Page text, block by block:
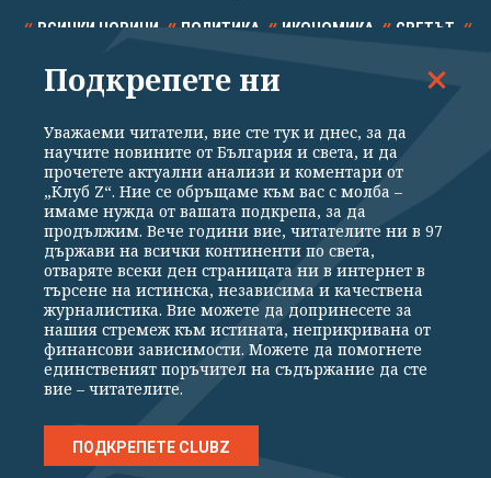
ВСИЧКИ НОВИНИ ПОЛИТИКА ИКОНОМИКА СВЕТЪТ
СПОРТ КУЛТУРА ТЕХНОЛОГИИ КАЛЕЙДОСКОП
Общи условия
Политика за поверителност
Реклама
Партньори Контакти
За Клуб Z
Екип
Подкрепете ни
Издател на www.clubz.bg е „Клуб Зебра Медия“ ЕООД, София, ул. "Алеко
Константинов" 3. Всички права запазени 2026 „Клуб Зебра Медия“
Препечатването на материали, снимки и видео от www.clubz.bg без
разрешение ще бъде преследвано по съдебен път, съгласно
ОБЩИТЕ УСЛОВИЯ
Подкрепете ни
Уважаеми читатели, вие сте тук и днес, за да
научите новините от България и света, и да
прочетете актуални анализи и коментари от
„Клуб Z“. Ние се обръщаме към вас с молба –
имаме нужда от вашата подкрепа, за да
продължим. Вече години вие, читателите ни в 97
държави на всички континенти по света,
отваряте всеки ден страницата ни в интернет в
търсене на истинска, независима и качествена
журналистика. Вие можете да допринесете за
нашия стремеж към истината, неприкривана от
финансови зависимости. Можете да помогнете
единственият поръчител на съдържание да сте
вие – читателите.
ПОДКРЕПЕТЕ CLUBZ